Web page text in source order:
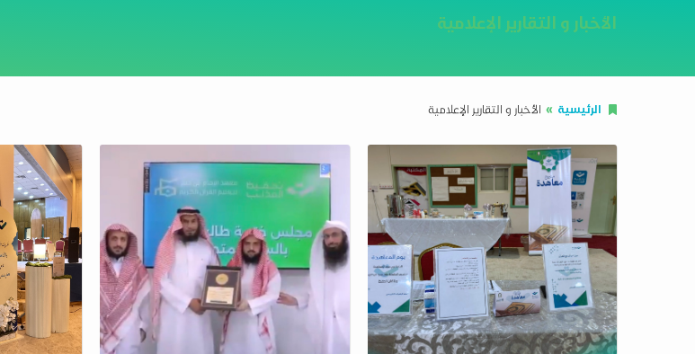
الأخبار و التقارير الإعلامية
الرئيسية الأخبار و التقارير الإعلامية